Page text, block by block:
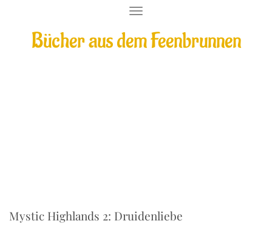
Bücher aus dem Feenbrunnen
T
G
Mystic Highlands 2: Druidenliebe